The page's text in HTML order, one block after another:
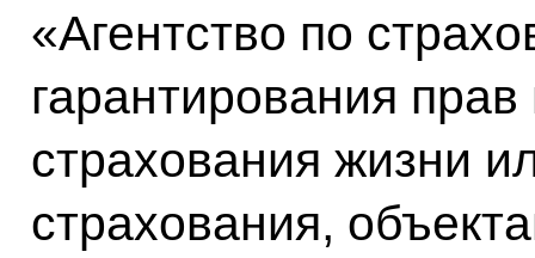
«Агентство по
гарантирования
страхования жизни
страхования,